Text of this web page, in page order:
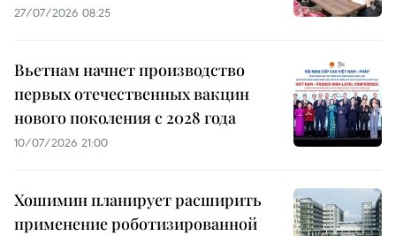
27/07/2026 08:25
Вьетнам начнет производство
первых отечественных вакцин
нового поколения с 2028 года
10/07/2026 21:00
Хошимин планирует расширить
применение роботизированной